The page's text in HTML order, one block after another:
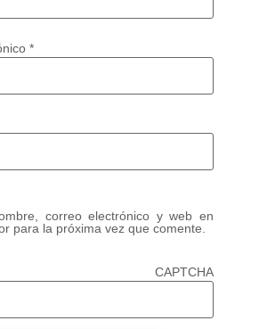
*
correo electrónico y web en
para la próxima vez que comente.
CAPTCHA